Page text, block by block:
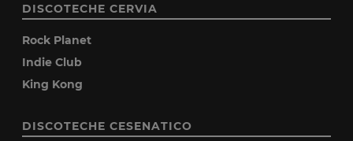
DISCOTECHE CERVIA
Rock Planet
Indie Club
King Kong
DISCOTECHE CESENATICO